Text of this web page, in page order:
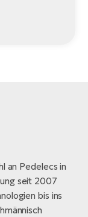
an Pedelecs in
seit 2007
bis ins